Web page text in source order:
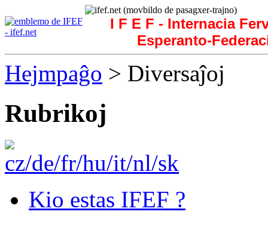
I F E F - Internacia
Esperanto-
Hejmpaĝo > Diversaĵoj
Rubrikoj
Kio estas IFEF ?